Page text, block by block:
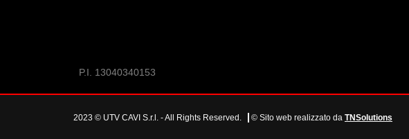
P.I. 13040340153
2023 © UTV CAVI S.r.l. - All Rights Reserved. © Sito web realizzato da TNSolutions